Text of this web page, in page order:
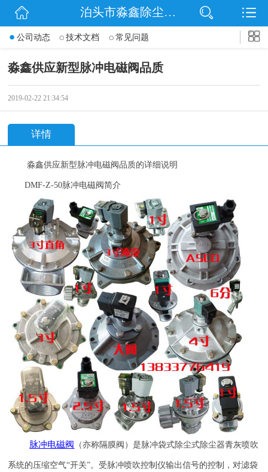
网站首页
泊头市淼鑫除尘配件销售处
公司动态 技术文档 常见问题
淼鑫供应新型脉冲电磁阀品质
2019-02-22 21:34:54
详情
淼鑫供应新型脉冲电磁阀品质的详细说明
DMF-Z-50脉冲电磁阀简介
脉冲电磁阀 （亦称隔膜阀）是脉冲袋式除尘式除尘器青灰喷吹
系统的压缩空气“开关”。受脉冲喷吹控制仪输出信号的控制，对滤袋